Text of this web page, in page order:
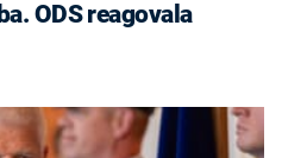
ODS reagovala